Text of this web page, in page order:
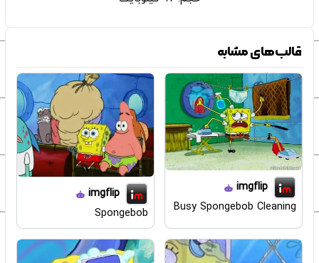
قالب‌های مشابه
imgflip
Busy Spongebob Cleaning
imgflip
Spongebob